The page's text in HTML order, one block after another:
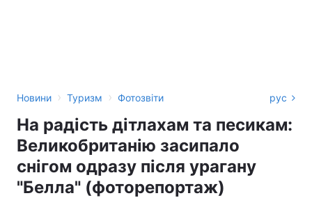
Новини › Туризм › Фотозвіти рус
На радість дітлахам та песикам:
Великобританію засипало
снігом одразу після урагану
"Белла" (фоторепортаж)